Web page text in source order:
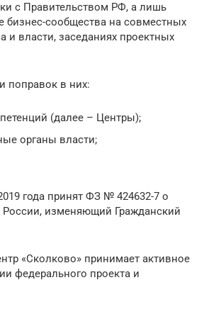
с Правительством РФ, а лишь
бизнес-сообщества на совместных
и власти, заседаниях проектных
поправок в них:
(далее – Центры);
органы власти;
года принят ФЗ № 424632-7 о
изменяющий Гражданский
«Сколково» принимает активное
федерального проекта и